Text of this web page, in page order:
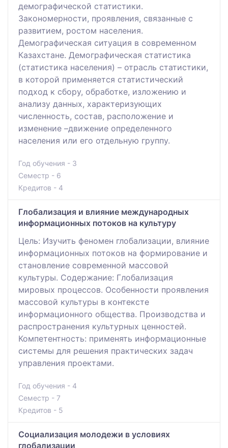
демографической статистики.
Закономерности, проявления, связанные с
развитием, ростом населения.
Демографическая ситуация в современном
Казахстане. Демографическая статистика
(статистика населения) – отрасль статистики,
в которой применяется статистический
подход к сбору, обработке, изложению и
анализу данных, характеризующих
численность, состав, расположение и
изменение –движение определенного
населения или его отдельную группу.
Год обучения - 3
Семестр - 6
Кредитов - 4
Глобализация и влияние международных
информационных потоков на культуру
Цель: Изучить феномен глобализации, влияние
информационных потоков на формирование и
становление современной массовой
культуры. Содержание: Глобализация
мировых процессов. Особенности проявления
массовой культуры в контексте
информационного общества. Производства и
распространения культурных ценностей.
Компетентность: применять информационные
системы для решения практических задач
управления проектами.
Год обучения - 4
Семестр - 7
Кредитов - 5
Социализация молодежи в условиях
глобализации